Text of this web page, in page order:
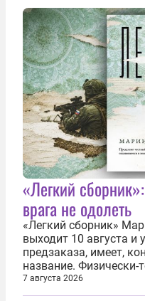
украинским
по-своему...
«Легкий
врага не одолеть
«Легкий сборник»
выходит 10 августа и
предзаказа, имеет,
название. Физически-
относительно. Но
безотносительно
7 августа 2026